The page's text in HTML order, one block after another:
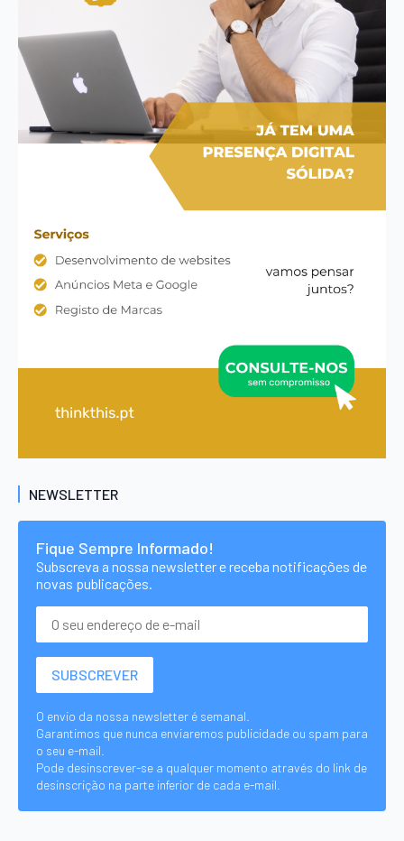
NEWSLETTER
Fique Sempre Informado!
Subscreva a nossa newsletter e receba notificações de
novas publicações.
O envio da nossa newsletter é semanal.
Garantimos que nunca enviaremos publicidade ou spam para
o seu e-mail.
Pode desinscrever-se a qualquer momento através do link de
desinscrição na parte inferior de cada e-mail.